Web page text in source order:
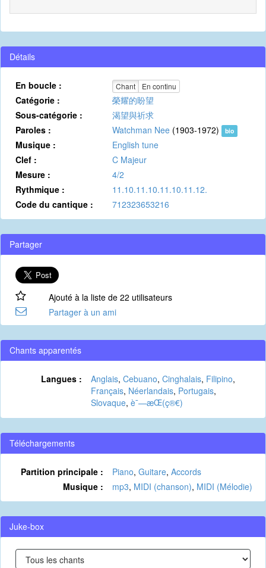
Détails
En boucle : Chant En continu
Catégorie :
榮耀的盼望
Sous-catégorie :
渴望與祈求
Paroles :
Watchman Nee (1903-1972) bio
Musique :
English tune
Clef :
C Majeur
Mesure :
4/2
Rythmique :
11.10.11.10.11.10.11.12.
Code du cantique :
712323653216
Partager
Ajouté à la liste de 22 utilisateurs
Partager à un ami
Chants apparentés
Langues : Anglais, Cebuano, Cinghalais, Filipino,
Français, Néerlandais, Portugais,
Slovaque, è¯—æ­Œ(ç®€)
Téléchargements
Partition principale : Piano, Guitare, Accords
Musique :
mp3, MIDI (chanson), MIDI (Mélodie)
Juke-box